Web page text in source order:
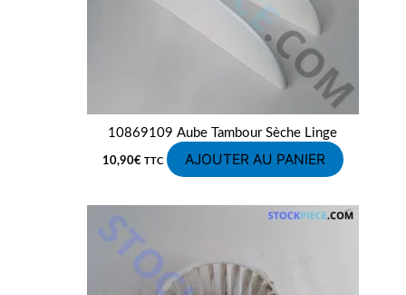
10869109 Aube Tambour Sèche Linge
10,90€ TTC AJOUTER AU PANIER